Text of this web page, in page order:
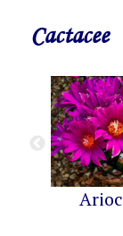
Cactacee